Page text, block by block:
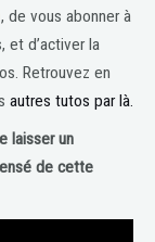
, de vous abonner à
et d’activer la
Retrouvez en
autres tutos par là.
laisser un
de cette